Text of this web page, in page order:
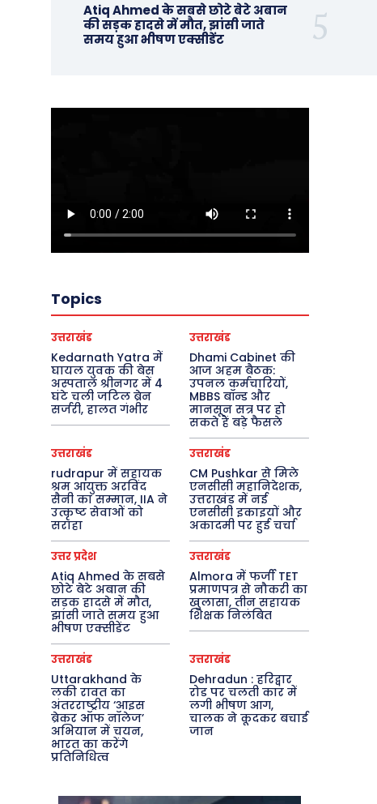
Atiq Ahmed के सबसे छोटे बेटे अबान
की सड़क हादसे में मौत, झांसी जाते
समय हुआ भीषण एक्सीडेंट
Topics
उत्तराखंड
Kedarnath Yatra में
घायल युवक की बेस
अस्पताल श्रीनगर में 4
घंटे चली जटिल ब्रेन
सर्जरी, हालत गंभीर
उत्तराखंड
Dhami Cabinet की
आज अहम बैठक:
उपनल कर्मचारियों,
MBBS बॉन्ड और
मानसून सत्र पर हो
सकते हैं बड़े फैसले
उत्तराखंड
rudrapur में सहायक
श्रम आयुक्त अरविंद
सैनी का सम्मान, IIA ने
उत्कृष्ट सेवाओं को
सराहा
उत्तराखंड
CM Pushkar से मिले
एनसीसी महानिदेशक,
उत्तराखंड में नई
एनसीसी इकाइयों और
अकादमी पर हुई चर्चा
उत्तर प्रदेश
Atiq Ahmed के सबसे
छोटे बेटे अबान की
सड़क हादसे में मौत,
झांसी जाते समय हुआ
भीषण एक्सीडेंट
उत्तराखंड
Almora में फर्जी TET
प्रमाणपत्र से नौकरी का
खुलासा, तीन सहायक
शिक्षक निलंबित
उत्तराखंड
Uttarakhand के
लकी रावत का
अंतरराष्ट्रीय ‘आइस
ब्रेकर ऑफ नॉलेज’
अभियान में चयन,
भारत का करेंगे
प्रतिनिधित्व
उत्तराखंड
Dehradun : हरिद्वार
रोड पर चलती कार में
लगी भीषण आग,
चालक ने कूदकर बचाई
जान